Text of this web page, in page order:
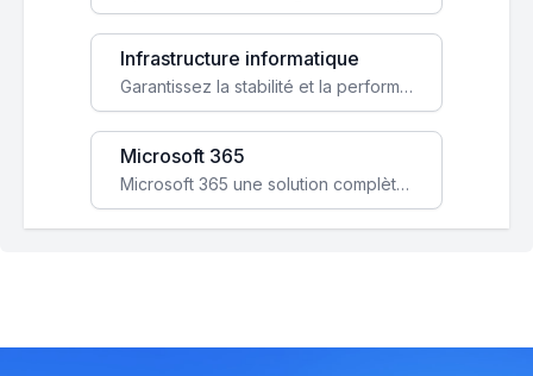
Infrastructure informatique
Garantissez la stabilité et la performance de votre entreprise avec une infrastructure IT sécurisée et évolutive.
Microsoft 365
Microsoft 365 une solution complète qui booste votre productivité, renforce la sécurité de vos données et facilite la collaboration.